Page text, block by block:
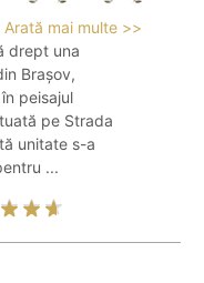
Arată mai multe >>
drept una
Brașov,
peisajul
pe Strada
unitate s-a
...